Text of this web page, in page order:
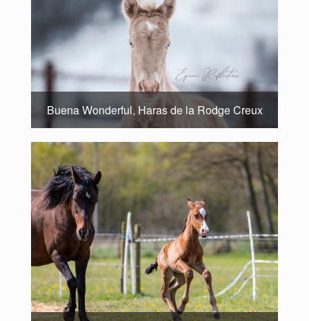
Buena Wonderful, Haras de la Rodge Creux